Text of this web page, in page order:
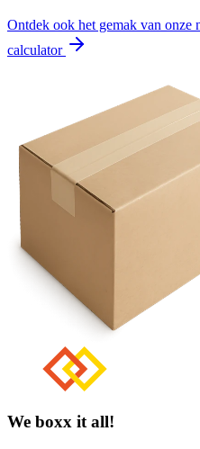
Ontdek ook het gemak van onze
calculator
We boxx it all!